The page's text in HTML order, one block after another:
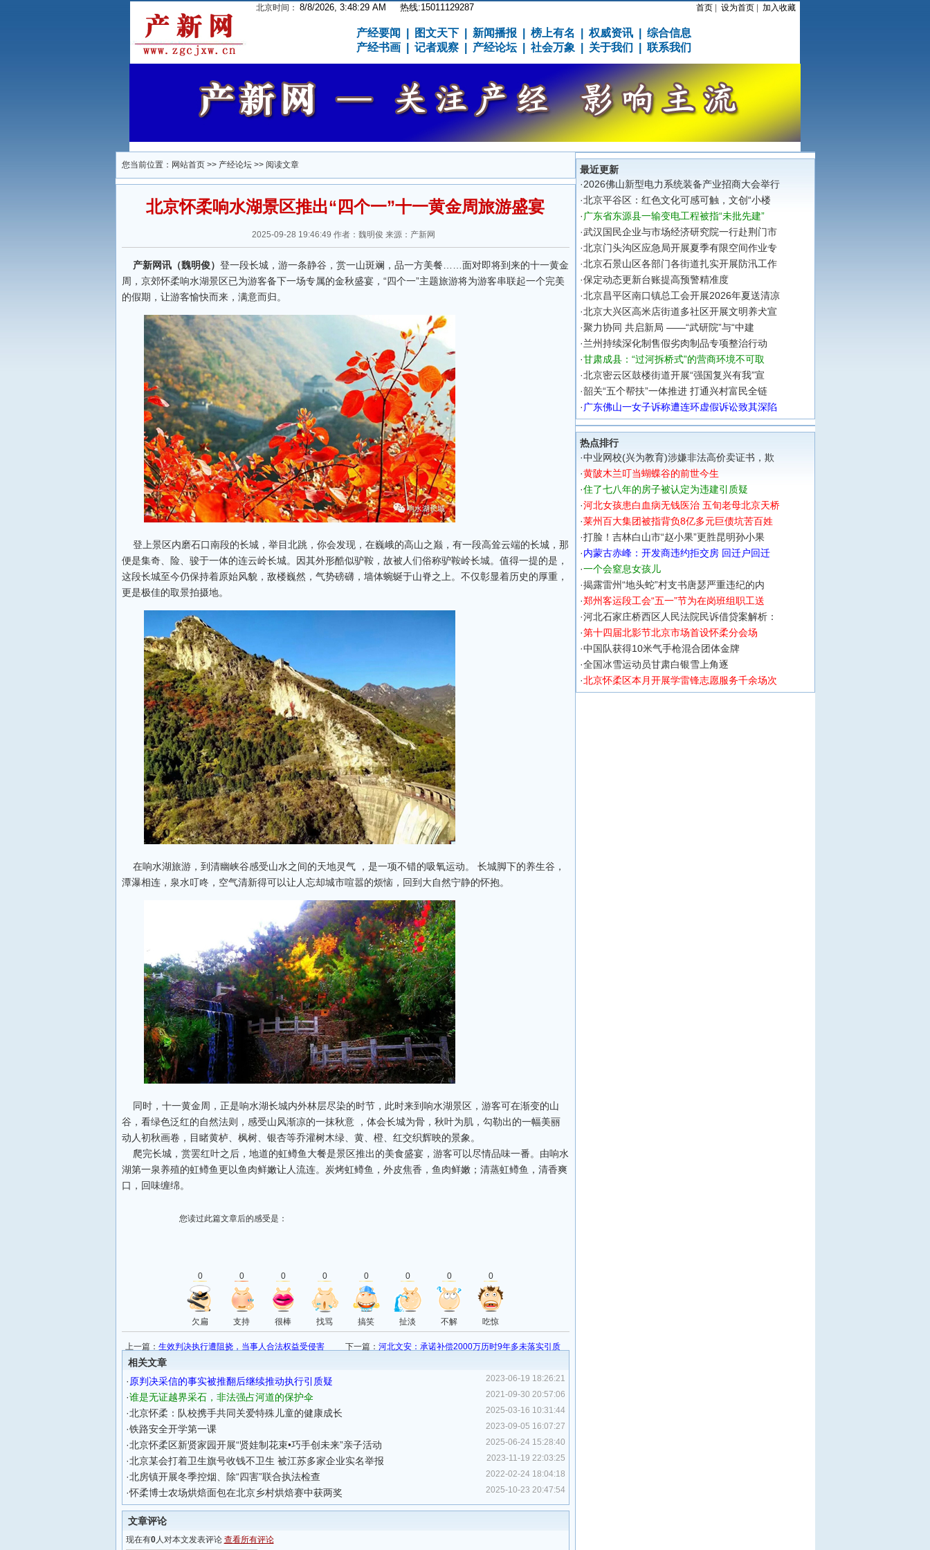
北京时间： 8/8/2026, 3:48:30 AM 热线:15011129287 首页 设为首页 加入收藏
产经要闻 图文天下 新闻播报 榜上有名 权威资讯
综合信息
产经书画
记者观察 产经论坛 社会万象 关于我们 联系我们
您当前位置： 网站首页>> 产经论坛>> 阅读文章
北京怀柔响水湖景区推出“四个一”十一黄金周旅游盛宴
2025-09-28 19:46:49 作者：魏明俊 来源：产新网
产新网讯（魏明俊） 登一段长城，游一条静谷，赏一山斑斓，品一方美餐……面对即将到来的十一黄金
周，京郊怀柔响水湖景区已为游客备下一场专属的金秋盛宴，“四个一”主题旅游将为游客串联起一个完美
的假期，让游客愉快而来，满意而归。
登上景区内磨石口南段的长城，举目北跳，你会发现，在巍峨的高山之巅，有一段高耸云端的长城，那
便是集奇、险、骏于一体的连云岭长城。因其外形酷似驴鞍，故被人们俗称驴鞍岭长城。值得一提的是，
这段长城至今仍保持着原始风貌，敌楼巍然，气势磅礴，墙体蜿蜒于山脊之上。不仅彰显着历史的厚重，
更是极佳的取景拍摄地。
在响水湖旅游，到清幽峡谷感受山水之间的天地灵气 ，是一项不错的吸氧运动。 长城脚下的养生谷，
潭瀑相连，泉水叮咚，空气清新得可以让人忘却城市喧嚣的烦恼，回到大自然宁静的怀抱。
同时，十一黄金周，正是响水湖长城内外林层尽染的时节，此时来到响水湖景区，游客可在渐变的山
谷，看绿色泛红的自然法则，感受山风渐凉的一抹秋意 ，体会长城为骨，秋叶为肌，勾勒出的一幅美丽
动人初秋画卷，目睹黄栌、枫树、银杏等乔灌树木绿、黄、橙、红交织辉映的景象。
爬完长城，赏罢红叶之后，地道的虹鳟鱼大餐是景区推出的美食盛宴，游客可以尽情品味一番。由响水
湖第一泉养殖的虹鳟鱼更以鱼肉鲜嫩让人流连。炭烤虹鳟鱼，外皮焦香，鱼肉鲜嫩；清蒸虹鳟鱼，清香爽
口，回味缠绵。
您读过此篇文章后的感受是：
0 0 0 0 0 0 0 0
欠扁 支持 很棒 找骂 搞笑 扯淡 不解 吃惊
上一篇： 生效判决执行遭阻挠，当事人合法权益受侵害 下一篇： 河北文安：承诺补偿2000万历时9年多未落实引质
相关文章
· 原判决采信的事实被推翻后继续推动执行引质疑 2023-06-19 18:26:21
·谁是无证越界采石，非法强占河道的保护伞 2021-09-30 20:57:06
·北京怀柔：队校携手共同关爱特殊儿童的健康成长 2025-03-16 10:31:44
·铁路安全开学第一课 2023-09-05 16:07:27
·北京怀柔区新贤家园开展“贤娃制花束•巧手创未来”亲子活动 2025-06-24 15:28:40
·北京某会打着卫生旗号收钱不卫生 被江苏多家企业实名举报 2023-11-19 22:03:25
·北房镇开展冬季控烟、除“四害”联合执法检查 2022-02-24 18:04:18
·怀柔博士农场烘焙面包在北京乡村烘焙赛中获两奖 2025-10-23 20:47:54
文章评论
现在有0人对本文发表评论 查看所有评论
最近更新
·2026佛山新型电力系统装备产业招商大会举行
·北京平谷区：红色文化可感可触，文创“小楼
· 广东省东源县一输变电工程被指“未批先建”
·武汉国民企业与市场经济研究院一行赴荆门市
·北京门头沟区应急局开展夏季有限空间作业专
·北京石景山区各部门各街道扎实开展防汛工作
·保定动态更新台账提高预警精准度
·北京昌平区南口镇总工会开展2026年夏送清凉
·北京大兴区高米店街道多社区开展文明养犬宣
·聚力协同 共启新局 ——“武研院”与“中建
·兰州持续深化制售假劣肉制品专项整治行动
·甘肃成县：“过河拆桥式”的营商环境不可取
·北京密云区鼓楼街道开展“强国复兴有我”宣
·韶关“五个帮扶”一体推进 打通兴村富民全链
· 广东佛山一女子诉称遭连环虚假诉讼致其深陷
热点排行
·中业网校(兴为教育)涉嫌非法高价卖证书，欺
·黄陂木兰叮当蝴蝶谷的前世今生
·住了七八年的房子被认定为违建引质疑
·河北女孩患白血病无钱医治 五旬老母北京天桥
·莱州百大集团被指背负8亿多元巨债坑苦百姓
·打脸！吉林白山市“赵小果”更胜昆明孙小果
·内蒙古赤峰：开发商违约拒交房 回迁户回迁
·一个会窒息女孩儿
·揭露雷州“地头蛇”村支书唐瑟严重违纪的内
·郑州客运段工会“五一”节为在岗班组职工送
·河北石家庄桥西区人民法院民诉借贷案解析：
·第十四届北影节北京市场首设怀柔分会场
·中国队获得10米气手枪混合团体金牌
·全国冰雪运动员甘肃白银雪上角逐
·北京怀柔区本月开展学雷锋志愿服务千余场次